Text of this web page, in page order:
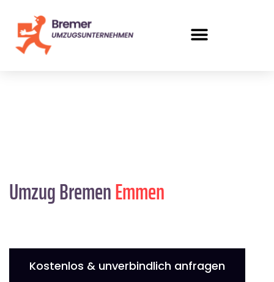
Umzug BremenEmmen
Kostenlos & unverbindlich anfragen